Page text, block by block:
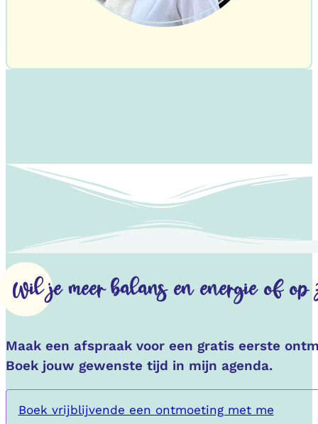
Wil je meer balans en energie of op
Maak een afspraak voor een gratis eerste
Boek jouw gewenste tijd in mijn agenda.
Boek vrijblijvende een ontmoeting met me